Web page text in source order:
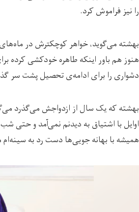
را نیز فراموش کرد.
بهشته می‌گوید، خواهر کوچکترش در
هنوز هم باور اینکه طاهره خودکشی
دشواری را برای ادامه‌ی تحصیل پشت سر
بهشته که یک سال از ازدواجش می‌گذرد
اوایل با اشتیاق به دیدنم نمی‌آمد و حتی
همیشه با بهانه جویی‌ها دست رد به سینه‌ام